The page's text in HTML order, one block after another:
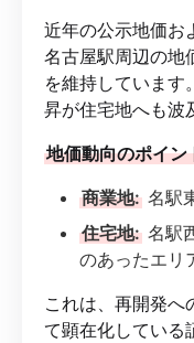
近年の公示地価お
名古屋駅周辺の地
を維持しています
昇が住宅地へも波
地価動向のポイン
商業地: 名駅
住宅地: 名駅
のあったエリ
これは、再開発へ
て顕在化している